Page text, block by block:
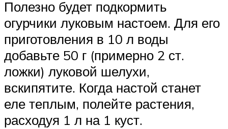
Полезно будет подкормить
огурчики луковым настоем. Для его
приготовления в 10 л воды
добавьте 50 г (примерно 2 ст.
ложки) луковой шелухи,
вскипятите. Когда настой станет
еле теплым, полейте растения,
расходуя 1 л на 1 куст.